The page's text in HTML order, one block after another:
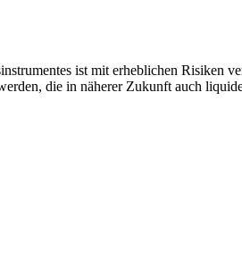
ist mit erheblichen Risiken
die in näherer Zukunft auch